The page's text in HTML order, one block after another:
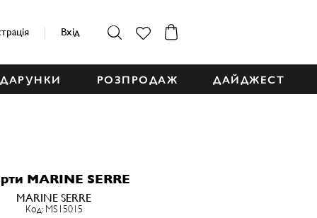
Вхід
РОЗПРОДАЖ ДАЙДЖЕСТ
MARINE SERRE
MARINE SERRE
Код: MS15015